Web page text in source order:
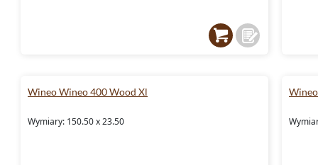
Wineo Wineo 400 Wood Xl
Wymiary: 150.50 x 23.50